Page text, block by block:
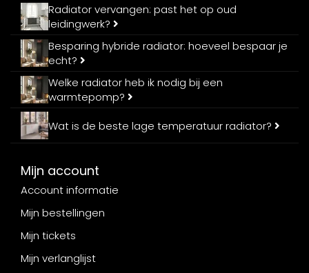
Radiator vervangen: past het op oud
leidingwerk?
Besparing hybride radiator: hoeveel bespaar je
echt?
Welke radiator heb ik nodig bij een
warmtepomp?
Wat is de beste lage temperatuur radiator?
Mijn account
Account informatie
Mijn bestellingen
Mijn tickets
Mijn verlanglijst